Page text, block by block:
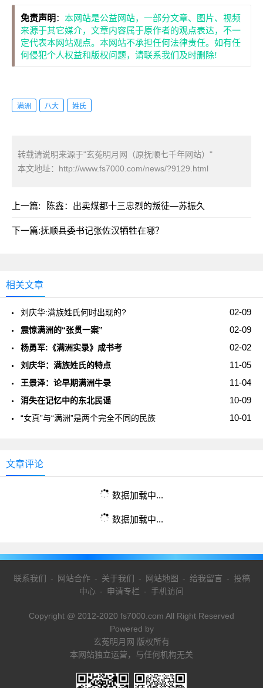
免责声明 ： 本网站是公益网站，一部分文章、图片、视频
来源于其它媒介，文章内容属于原作者的观点表达，不一
定代表本网站观点。本网站不承担任何法律责任。如有任
何侵犯个人权益和版权问题，请联系我们及时删除!
满洲 八大 姓氏
转载请说明来源于"玄菟明月网（原抚顺七千年网站）"
本文地址： http://www.fs7000.com/news/?9129.html
上一篇: 陈鑫：出卖煤都十三忠烈的叛徒—苏振久
下一篇:抚顺县委书记张佐汉牺牲在哪？
相关文章
02-09
刘庆华:满族姓氏何时出现的?
02-09
震惊满洲的“张贯一案”
02-02
杨勇军:《满洲实录》成书考
11-05
刘庆华：满族姓氏的特点
11-04
王景泽：论早期满洲牛录
10-09
消失在记忆中的东北民谣
10-01
“女真”与“满洲”是两个完全不同的民族
文章评论
数据加载中...
数据加载中...
联系我们 - 网站合作- 关于我们 - 网站地图 - 给我留言 - 投稿
中心 - 申请专栏 - 手机访问
Copyright @ 2012-2020 fs7000.com All Right Reserved
Powered by
玄菟明月网 版权所有
本网站独立运营，与任何机构无关